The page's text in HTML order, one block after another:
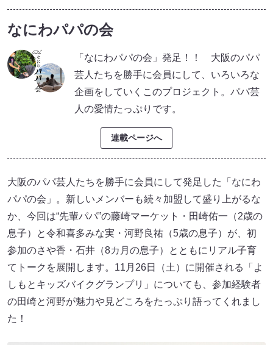
なにわパパの会
「なにわパパの会」発足！！ 大阪のパパ
芸人たちを勝手に会員にして、いろいろな
企画をしていくこのプロジェクト。パパ芸
人の愛情たっぷりです。
連載ページへ
大阪のパパ芸人たちを勝手に会員にして発足した「なにわ
パパの会」。新しいメンバーも続々加盟して盛り上がるな
か、今回は“先輩パパ”の藤崎マーケット・田崎佑一（2歳の
息子）と令和喜多みな実・河野良祐（5歳の息子）が、初
参加のさや香・石井（8カ月の息子）とともにリアル子育
てトークを展開します。11月26日（土）に開催される「よ
しもとキッズバイクグランプリ」についても、参加経験者
の田崎と河野が魅力や見どころをたっぷり語ってくれまし
た！